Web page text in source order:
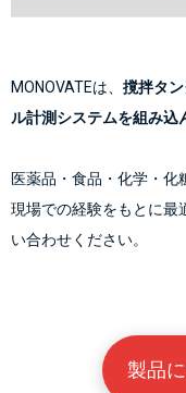
MONOVATEは、 撹拌タ
ル計測システムを組み込
医薬品・食品・化学・化
現場での経験をもとに最
い合わせください。
製品